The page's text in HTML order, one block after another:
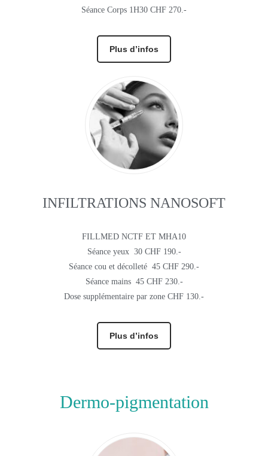
Séance Corps 1H30 CHF 270.-
Plus d’infos
INFILTRATIONS NANOSOFT
FILLMED NCTF ET MHA10
Séance yeux 30 CHF 190.-
Séance cou et décolleté 45 CHF 290.-
Séance mains 45 CHF 230.-
Dose supplémentaire par zone CHF 130.-
Plus d’infos
Dermo-pigmentation